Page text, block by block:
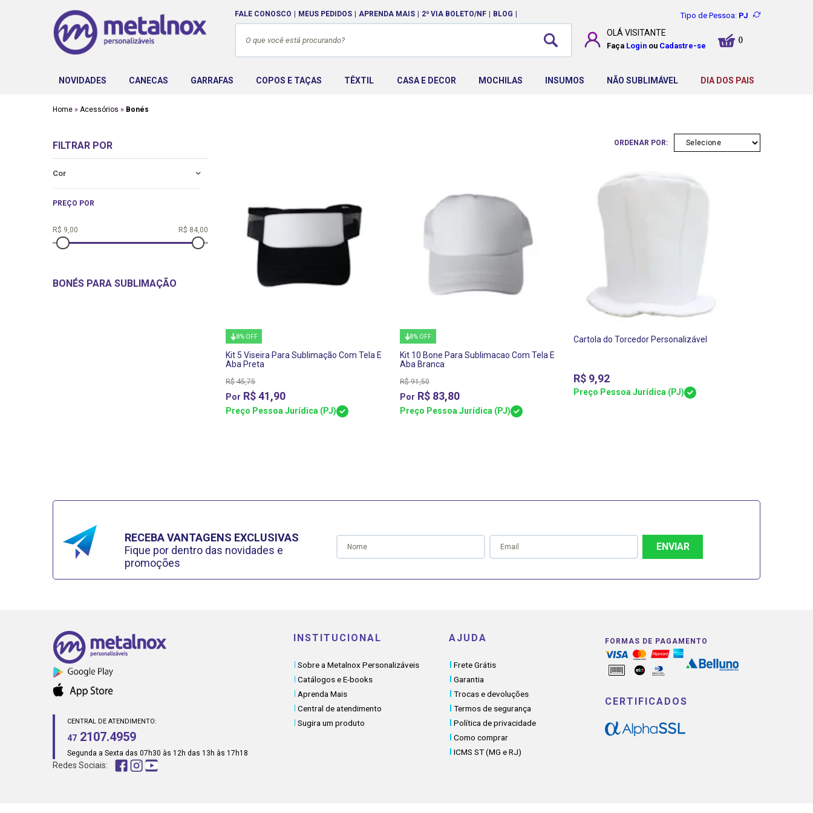
FALE CONOSCO MEUS PEDIDOS APRENDA MAIS 2ª VIA BOLETO/NF BLOG Tipo de Pessoa: PJ
OLÁ VISITANTE
Faça Login ou Cadastre-se
NOVIDADES CANECAS GARRAFAS COPOS E TAÇAS TÊXTIL CASA E DECOR MOCHILAS INSUMOS NÃO SUBLIMÁVEL DIA DOS PAIS
Home Acessórios Bonés
FILTRAR POR
Cor
PREÇO POR
BONÉS PARA SUBLIMAÇÃO
ORDENAR POR:
8% OFF
Kit 5 Viseira Para Sublimação Com Tela E
Aba Preta
R$ 45,75
R$ 41,90
Preço Pessoa Jurídica (PJ)
8% OFF
Kit 10 Bone Para Sublimacao Com Tela E
Aba Branca
R$ 91,50
R$ 83,80
Preço Pessoa Jurídica (PJ)
Cartola do Torcedor Personalizável
R$ 9,92
Preço Pessoa Jurídica (PJ)
RECEBA VANTAGENS EXCLUSIVAS
Fique por dentro das novidades e
promoções
ENVIAR
CENTRAL DE ATENDIMENTO:
47 2107.4959
Segunda a Sexta das 07h30 às 12h das 13h às 17h18
Redes Sociais:
INSTITUCIONAL
Sobre a Metalnox Personalizáveis
Catálogos e E-books
Aprenda Mais
Central de atendimento
Sugira um produto
AJUDA
Frete Grátis
Garantia
Trocas e devoluções
Termos de segurança
Política de privacidade
Como comprar
ICMS ST (MG e RJ)
FORMAS DE PAGAMENTO
CERTIFICADOS